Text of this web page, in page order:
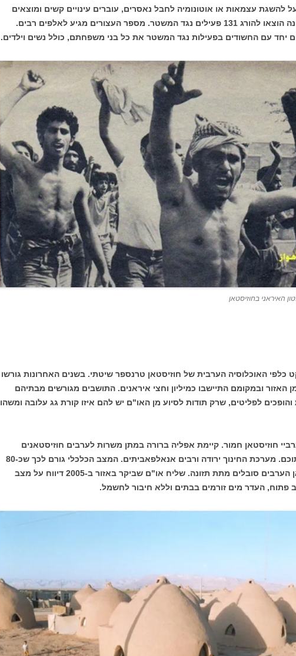
להשגת עצמאות או אוטונומיה לחבל נאסרים, עוברים עינויים קשים ומוצאים
להורג. בשנה האחרונה הוצאו להורג 131 פעילים נגד המשטר. מספר העצורים מגיע לאלפים רבים.
יחד עם החשודים בפעילות נגד המשטר את כל בני משפחתם, כולל נשים וילדים.
האיראני בחוזיסטאן
כלפי האוכלוסיה הערבית של חוזיסטאן טרנספר שיטתי. בשנים האחרונות גורשו
מן האזור ובמקומם התיישבו כמיליון וחצי איראנים. התושבים מגורשים מבתיהם
לפליטים, שרק תודות לסיוע מן האו"ם יש להם איזו קורת גג עלובה ומשהו
חוזיסטאן חמור. קיימת אפליה ברורה במתן משרות לערבים חוזיסטאנים
ורבים המובטלים בתוכם. מערכת החינוך ירודה ורבים אנאלפאביתים. המצב הכלכלי גורם לכך שכ-80
אחוז מילדי חוזיסטאן הערבים סובלים מתת תזונה. שליח או"ם שביקר באזור ב-2005 דיווח על מצב
פתוח, העדר מים זורמים בבתים וללא חיבור לחשמל.